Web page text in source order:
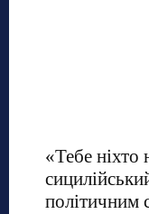
«Тебе ніхто
політичним